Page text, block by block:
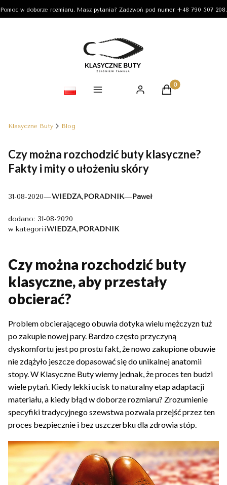
Pomoc w doborze rozmiaru. Masz pytania? Zadzwoń pod numer +48 790 507 208.
Produkty w
Klasyczne Buty Blog
Czy można rozchodzić buty klasyczne?
Fakty i mity o ułożeniu skóry
31-08-2020—WIEDZA,PORADNIK—Paweł
dodano: 31-08-2020
w kategoriiWIEDZA,PORADNIK
Czy można rozchodzić buty
klasyczne, aby przestały
obcierać?
Problem obcierającego obuwia dotyka wielu mężczyzn tuż
po zakupie nowej pary. Bardzo często przyczyną
dyskomfortu jest po prostu fakt, że nowo zakupione obuwie
nie zdążyło jeszcze dopasować się do unikalnej anatomii
stopy. W Klasyczne Buty wiemy jednak, że proces ten budzi
wiele pytań. Kiedy lekki ucisk to naturalny etap adaptacji
materiału, a kiedy błąd w doborze rozmiaru? Zrozumienie
specyfiki tradycyjnego szewstwa pozwala przejść przez ten
proces bezpiecznie i bez uszczerbku dla zdrowia stóp.